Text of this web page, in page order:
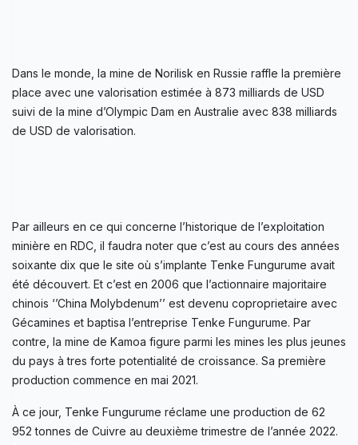
Dans le monde, la mine de Norilisk en Russie raffle la première
place avec une valorisation estimée à 873 milliards de USD
suivi de la mine d’Olympic Dam en Australie avec 838 milliards
de USD de valorisation.
Par ailleurs en ce qui concerne l’historique de l’exploitation
minière en RDC, il faudra noter que c’est au cours des années
soixante dix que le site où s’implante Tenke Fungurume avait
été découvert. Et c’est en 2006 que l’actionnaire majoritaire
chinois ‘’China Molybdenum’’ est devenu coproprietaire avec
Gécamines et baptisa l’entreprise Tenke Fungurume. Par
contre, la mine de Kamoa figure parmi les mines les plus jeunes
du pays à tres forte potentialité de croissance. Sa première
production commence en mai 2021.
À ce jour, Tenke Fungurume réclame une production de 62
952 tonnes de Cuivre au deuxième trimestre de l’année 2022.